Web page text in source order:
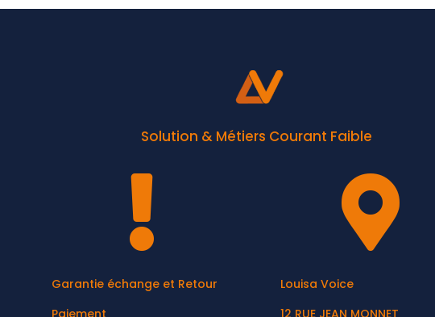
Solution & Métiers Courant Faible

Garantie échange et Retour

Louisa Voice